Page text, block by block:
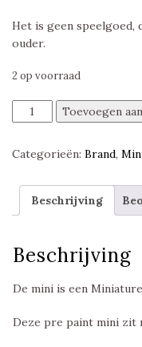
Het is geen speelgoed,
ouder.
2 op voorraad
Classic
Red
50th
Miniature,
Miniatures
aantal
Toevoegen
Categorieën: Brand,
Beschrijving
Beschrijving
De mini is een
Deze pre paint mini zit